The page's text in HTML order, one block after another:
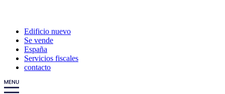
Edificio nuevo
Se vende
España
Servicios fiscales
contacto